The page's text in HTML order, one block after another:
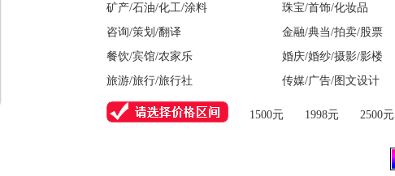
矿产/石油/化工/涂料
珠宝/首饰/化妆品
咨询/策划/翻译
金融/典当/拍卖/股票
餐饮/宾馆/农家乐
婚庆/婚纱/摄影/影楼
旅游/旅行/旅行社
传媒/广告/图文设计
1500元 1998元 2500元